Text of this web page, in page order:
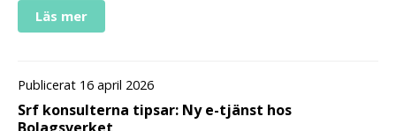
Läs mer
Publicerat 16 april 2026
Srf konsulterna tipsar: Ny e-tjänst hos
Bolagsverket